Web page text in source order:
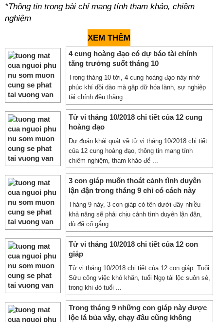
*Thông tin trong bài chỉ mang tính tham khảo, chiêm
nghiệm
XEM THÊM
4 cung hoàng đạo có dự báo tài chính
tăng trưởng suốt tháng 10
Trong tháng 10 tới, 4 cung hoàng đạo này nhờ
phúc khí dồi dào mà gặp dữ hóa lành, sự nghiệp
tài chính đều thăng ...
Tử vi tháng 10/2018 chi tiết của 12 cung
hoàng đạo
Dự đoán khái quát về tử vi tháng 10/2018 chi tiết
của 12 cung hoàng đạo, thông tin mang tính
chiêm nghiệm, tham khảo để ...
3 con giáp muốn thoát cảnh tình duyên
lận đận trong tháng 9 chỉ có cách này
Tháng 9 này, 3 con giáp có tên dưới đây nhiều
khả năng sẽ phải chịu cảnh tình duyên lận đận,
dù đã cố gắng ...
Tử vi tháng 10/2018 chi tiết của 12 con
giáp
Tử vi tháng 10/2018 chi tiết của 12 con giáp: Tuổi
Sửu công việc khó khăn, tuổi Ngọ tài lộc suôn sẻ,
trong khi đó tuổi ...
Trong tháng 9 những con giáp này được
lộc lá bủa vây, chạy đâu cũng không